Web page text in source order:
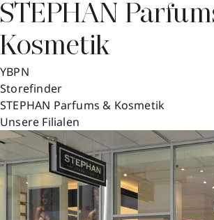
Behandlungen
Inspiration
Über YBPN
Aktionen
Storefinder
STEPHAN
Kosmetik
YBPN
Storefinder
STEPHAN Parfums & Kosmetik
Unsere Filialen